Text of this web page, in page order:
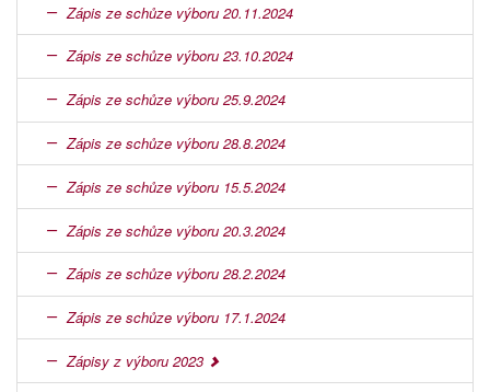
Zápis ze schůze výboru 20.11.2024
Zápis ze schůze výboru 23.10.2024
Zápis ze schůze výboru 25.9.2024
Zápis ze schůze výboru 28.8.2024
Zápis ze schůze výboru 15.5.2024
Zápis ze schůze výboru 20.3.2024
Zápis ze schůze výboru 28.2.2024
Zápis ze schůze výboru 17.1.2024
Zápisy z výboru 2023